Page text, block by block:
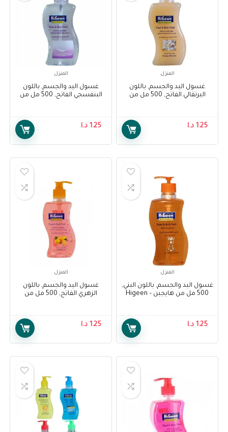
المنزل
غسول اليد والجسم, باللون
البرتقالي الفاتح, 500 مل من
1.25 د.ا
المنزل
غسول اليد والجسم, باللون
البنفسجي الفاتح, 500 مل من
1.25 د.ا
المنزل
غسول اليد والجسم, باللون البني,
500 مل من هايجين – Higeen
1.25 د.ا
المنزل
غسول اليد والجسم, باللون
الزهري الفاتح, 500 مل من
1.25 د.ا